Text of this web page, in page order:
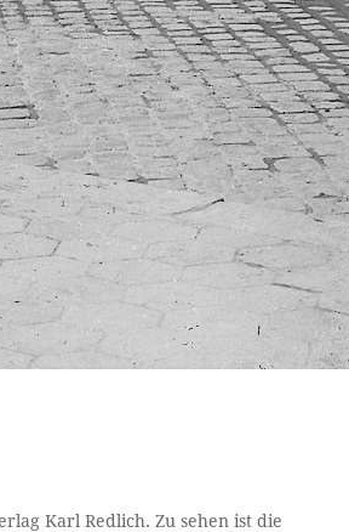
Karl Redlich. Zu sehen ist die